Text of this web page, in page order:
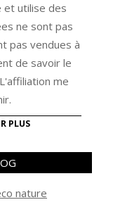
et utilise des
ne sont pas
pas vendues à
de savoir le
me
PLUS
nature